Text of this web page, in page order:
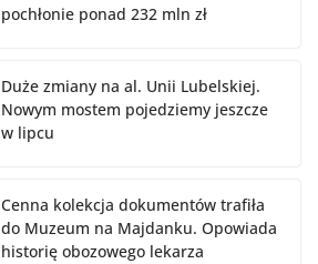
pochłonie ponad 232 mln zł
Duże zmiany na al. Unii Lubelskiej.
Nowym mostem pojedziemy jeszcze
w lipcu
Cenna kolekcja dokumentów trafiła
do Muzeum na Majdanku. Opowiada
historię obozowego lekarza